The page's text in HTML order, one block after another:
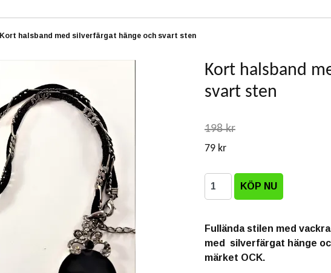
Kort halsband med silverfärgat hänge och svart sten
Kort halsband
svart sten
198 kr
79 kr
Fullända stilen med
med silverfärgat hänge
märket OCK.